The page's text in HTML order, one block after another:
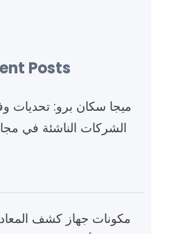
Posts
ميجا سكان برو: تحديات
الشركات الناشئة في
مكونات جهاز كشف